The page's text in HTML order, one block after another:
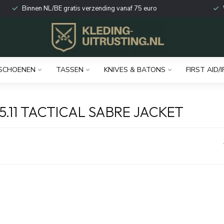
Binnen NL/BE gratis verzending vanaf 75 euro
TASSEN KNIVES & BATONS FIRST AID/
TACTICAL SABRE JACKET